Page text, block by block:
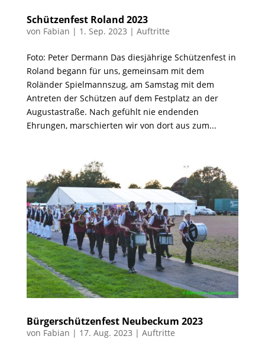
Schützenfest Roland 2023
von Fabian | 1. Sep. 2023 | Auftritte
Foto: Peter Dermann Das diesjährige Schützenfest in
Roland begann für uns, gemeinsam mit dem
Roländer Spielmannszug, am Samstag mit dem
Antreten der Schützen auf dem Festplatz an der
Augustastraße. Nach gefühlt nie endenden
Ehrungen, marschierten wir von dort aus zum...
Bürgerschützenfest Neubeckum 2023
von Fabian | 17. Aug. 2023 | Auftritte